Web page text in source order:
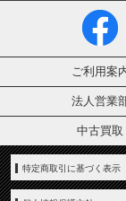
ご利用案
法人営業
中古買取
特定商取引に基づく表示